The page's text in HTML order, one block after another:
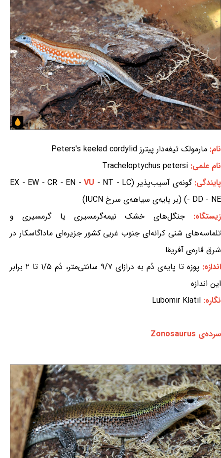
نام: مارمولک تیغه‌دار پیترز Peters's keeled cordylid
نام علمی: Tracheloptychus petersi
پایندگی:گونه‌ی آسیب‌پذیر (EX - EW - CR - EN - VU - NT - LC
- DD - NE) (بر پایه‌ی سیاهه‌ی سرخ IUCN)
زیستگاه:جنگل‌های خشک نیمه‌گرمسیری یا گرمسیری و
تلماسه‌های شنی کرانه‌ای جنوب غربی کشور جزیره‌ای ماداگاسکار در
شرق قاره‌ی آفریقا
اندازه:
پوزه تا پایه‌ی دُم به درازای ۹/۷ سانتی‌متر، دُم ۱/۵ تا ۲ برابر
این اندازه
نگاره: Lubomir Klatil
سرده‌ی Zonosaurus